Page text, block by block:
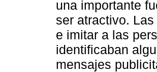
una importante
ser atractivo.
e imitar a las
identificaban
mensajes